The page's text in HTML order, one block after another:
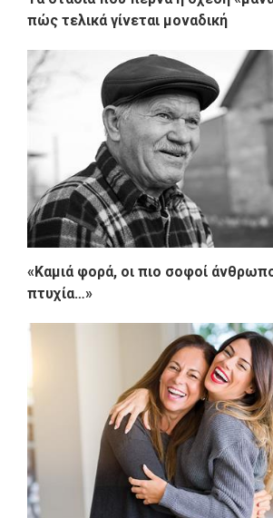
πώς τελικά γίνεται μοναδική
«Καμιά φορά, οι πιο σοφοί
πτυχία…»